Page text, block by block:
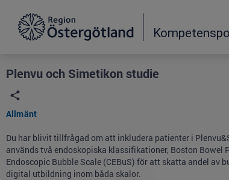
Grade
Portal
Plenvu och Simetikon studie
Allmänt
Du har blivit tillfrågad om att inkludera patienter i
används två endoskopiska klassifikationer, Boston Bowel
Endoscopic Bubble Scale (CEBuS) för att skatta andel
digital utbildning inom båda skalor.